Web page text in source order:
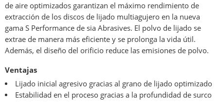
de aire optimizados garantizan el máximo rendimiento de
extracción de los discos de lijado multiagujero en la nueva
gama S Performance de sia Abrasives. El polvo de lijado se
extrae de manera más eficiente y se prolonga la vida útil.
Además, el diseño del orificio reduce las emisiones de polvo.
Ventajas
Lijado inicial agresivo gracias al grano de lijado optimizado
Estabilidad en el proceso gracias a la profundidad de surco